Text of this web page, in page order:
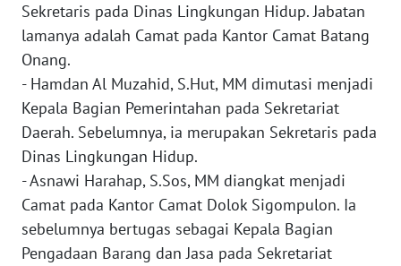
Sekretaris pada Dinas Lingkungan Hidup. Jabatan
lamanya adalah Camat pada Kantor Camat Batang
Onang.
- ​Hamdan Al Muzahid, S.Hut, MM dimutasi menjadi
Kepala Bagian Pemerintahan pada Sekretariat
Daerah. Sebelumnya, ia merupakan Sekretaris pada
Dinas Lingkungan Hidup.
- ​Asnawi Harahap, S.Sos, MM diangkat menjadi
Camat pada Kantor Camat Dolok Sigompulon. Ia
sebelumnya bertugas sebagai Kepala Bagian
Pengadaan Barang dan Jasa pada Sekretariat
WN
BENGKULU
WN
LAMPUNG
WN
WN
NUSANTARA